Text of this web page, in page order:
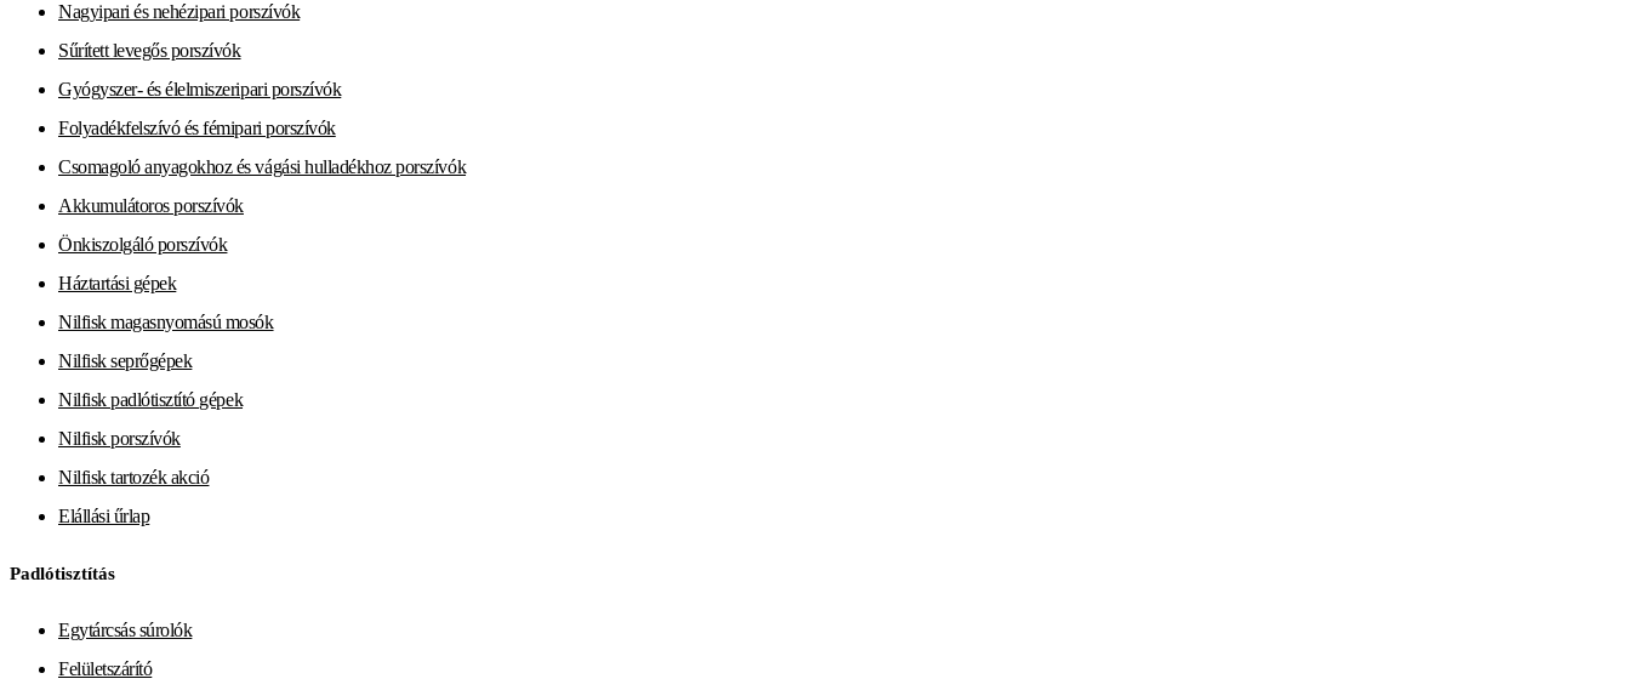
Nagyipari és nehézipari porszívók
Sűrített levegős porszívók
Gyógyszer- és élelmiszeripari porszívók
Folyadékfelszívó és fémipari porszívók
Csomagoló anyagokhoz és vágási hulladékhoz porszívók
Akkumulátoros porszívók
Önkiszolgáló porszívók
Háztartási gépek
Nilfisk magasnyomású mosók
Nilfisk seprőgépek
Nilfisk padlótisztító gépek
Nilfisk porszívók
Nilfisk tartozék akció
Elállási űrlap
Padlótisztítás
Egytárcsás súrolók
Felületszárító